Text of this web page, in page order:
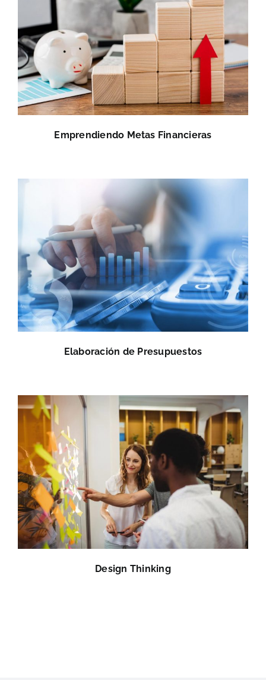
Emprendiendo Metas Financieras
Elaboración de Presupuestos
Design Thinking